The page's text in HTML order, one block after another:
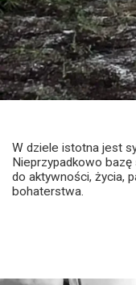
W dziele istotna jest
Nieprzypadkowo
do aktywności, życia,
bohaterstwa.